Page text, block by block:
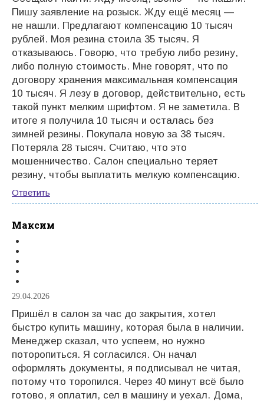
Пишу заявление на розыск. Жду ещё месяц —
не нашли. Предлагают компенсацию 10 тысяч
рублей. Моя резина стоила 35 тысяч. Я
отказываюсь. Говорю, что требую либо резину,
либо полную стоимость. Мне говорят, что по
договору хранения максимальная компенсация
10 тысяч. Я лезу в договор, действительно, есть
такой пункт мелким шрифтом. Я не заметила. В
итоге я получила 10 тысяч и осталась без
зимней резины. Покупала новую за 38 тысяч.
Потеряла 28 тысяч. Считаю, что это
мошенничество. Салон специально теряет
резину, чтобы выплатить мелкую компенсацию.
Ответить
Максим
29.04.2026
Пришёл в салон за час до закрытия, хотел
быстро купить машину, которая была в наличии.
Менеджер сказал, что успеем, но нужно
поторопиться. Я согласился. Он начал
оформлять документы, я подписывал не читая,
потому что торопился. Через 40 минут всё было
готово, я оплатил, сел в машину и уехал. Дома,